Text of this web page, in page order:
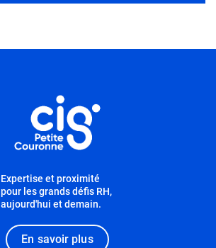
Expertise et proximité
pour les grands défis RH,
aujourd'hui et demain.
En savoir plus